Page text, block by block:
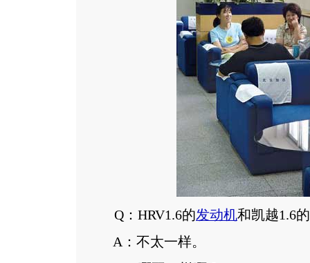
Q：HRV1.6的发动机和凯越1.6
A：不太一样。